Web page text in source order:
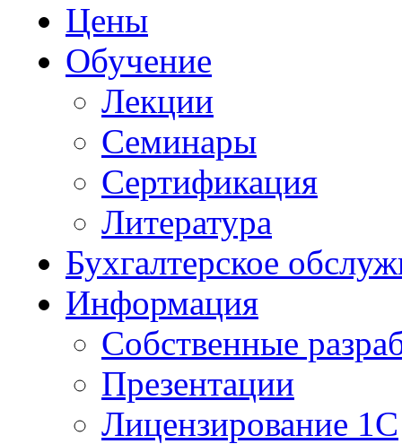
Цены
Обучение
Лекции
Семинары
Сертификация
Литература
Бухгалтерское
Информация
Собственные
Презентации
Лицензирование 1С